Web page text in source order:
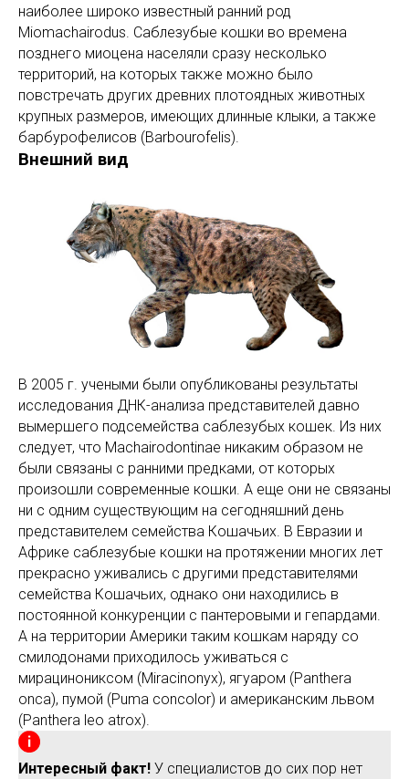
наиболее широко известный ранний род
Miomachairodus. Саблезубые кошки во времена
позднего миоцена населяли сразу несколько
территорий, на которых также можно было
повстречать других древних плотоядных животных
крупных размеров, имеющих длинные клыки, а также
барбурофелисов (Barbourofelis).
Внешний вид
В 2005 г. учеными были опубликованы результаты
исследования ДНК-анализа представителей давно
вымершего подсемейства саблезубых кошек. Из них
следует, что Machairodontinae никаким образом не
были связаны с ранними предками, от которых
произошли современные кошки. А еще они не связаны
ни с одним существующим на сегодняшний день
представителем семейства Кошачьих. В Евразии и
Африке саблезубые кошки на протяжении многих лет
прекрасно уживались с другими представителями
семейства Кошачьих, однако они находились в
постоянной конкуренции с пантеровыми и гепардами.
А на территории Америки таким кошкам наряду со
смилодонами приходилось уживаться с
мирацинониксом (Miracinonyx), ягуаром (Panthera
onca), пумой (Puma concolor) и американским львом
(Panthera leo atrox).
Интересный факт! У специалистов до сих пор нет